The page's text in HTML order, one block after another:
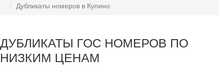
Дубликаты номеров в Купино
ДУБЛИКАТЫ ГОС НОМЕРОВ ПО
НИЗКИМ ЦЕНАМ